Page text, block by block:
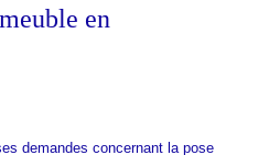
en
demandes concernant la pose